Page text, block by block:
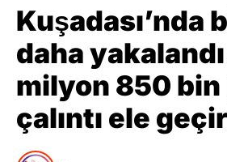
Kuşadası’nda
daha
milyon 850 bin
çalıntı ele